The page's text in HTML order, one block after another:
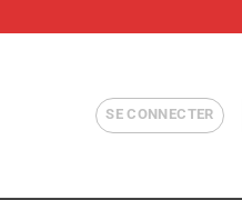
SE CONNECTER